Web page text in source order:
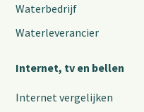
Waterbedrijf
Waterleverancier
Internet, tv en bellen
Internet vergelijken